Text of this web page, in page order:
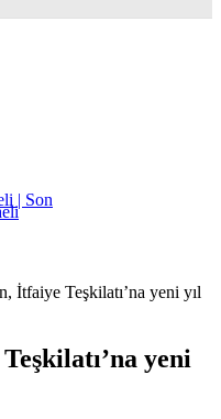
İtfaiye Teşkilatı’na yeni yıl
yeni